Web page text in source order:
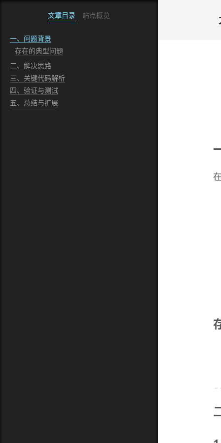
文章目录 站点概览
一、问题背景
存在的典型问题
二、解决思路
三、关键代码解析
四、验证与测试
五、总结与扩展